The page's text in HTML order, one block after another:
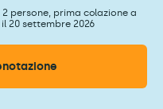
persone, prima colazione a
20 settembre 2026